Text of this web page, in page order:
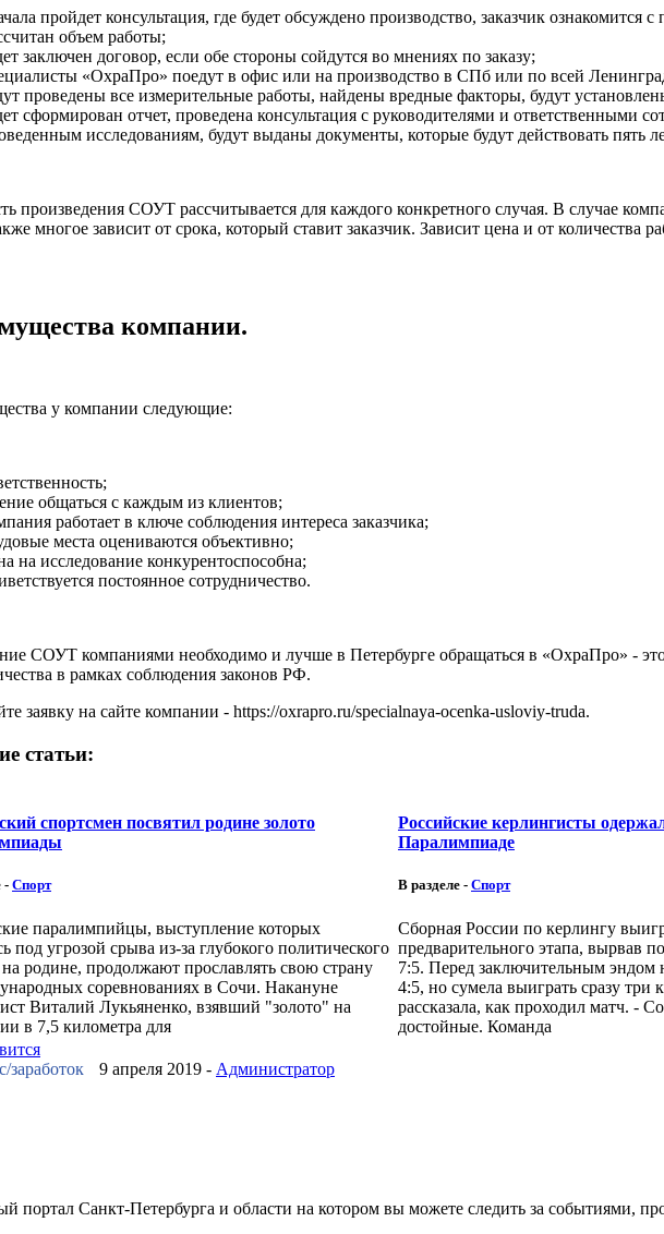
пройдет консультация, где будет обсуждено производство, заказчик ознакомится с
объем работы;
заключен договор, если обе стороны сойдутся во мнениях по заказу;
«ОхраПро» поедут в офис или на производство в СПб или по всей
проведены все измерительные работы, найдены вредные факторы, будут
сформирован отчет, проведена консультация с руководителями и ответственными
исследованиям, будут выданы документы, которые будут действовать пять
произведения СОУТ рассчитывается для каждого конкретного случая. В случае
многое зависит от срока, который ставит заказчик. Зависит цена и от количества
компании.
у компании следующие:
общаться с каждым из клиентов;
работает в ключе соблюдения интереса заказчика;
места оцениваются объективно;
на исследование конкурентоспособна;
постоянное сотрудничество.
СОУТ компаниями необходимо и лучше в Петербурге обращаться в «ОхраПро» -
в рамках соблюдения законов РФ.
заявку на сайте компании - https://oxrapro.ru/specialnaya-ocenka-usloviy-truda.
статьи:
спортсмен посвятил родине золото
-Спорт
паралимпийцы, выступление которых
под угрозой срыва из-за глубокого политического
на родине, продолжают прославлять свою страну
соревнованиях в Сочи. Накануне
Виталий Лукьяненко, взявший "золото" на
в 7,5 километра для
Российские керлингисты
Паралимпиаде
В разделе - Спорт
Сборная России по керлингу
предварительного этапа, вырвав
7:5. Перед заключительным эндом
4:5, но сумела выиграть сразу три
рассказала, как проходил матч. -
достойные. Команда
заработок
9 апреля 2019 - Администратор
портал Санкт-Петербурга и области на котором вы можете следить за событиями,